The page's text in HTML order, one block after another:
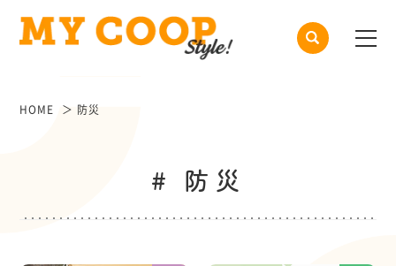
HOME 防災
# 防災